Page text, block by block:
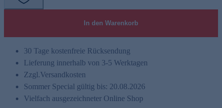
In den Warenkorb
30 Tage kostenfreie Rücksendung
Lieferung innerhalb von 3-5 Werktagen
Zzgl.Versandkosten
Sommer Special gültig bis: 20.08.2026
Vielfach ausgezeichneter Online Shop